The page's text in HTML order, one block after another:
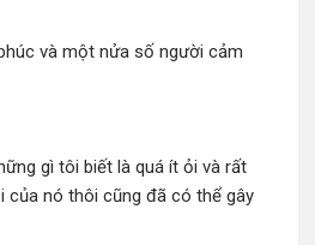
và một nửa số người cảm
gì tôi biết là quá ít ỏi và rất
nó thôi cũng đã có thể gây